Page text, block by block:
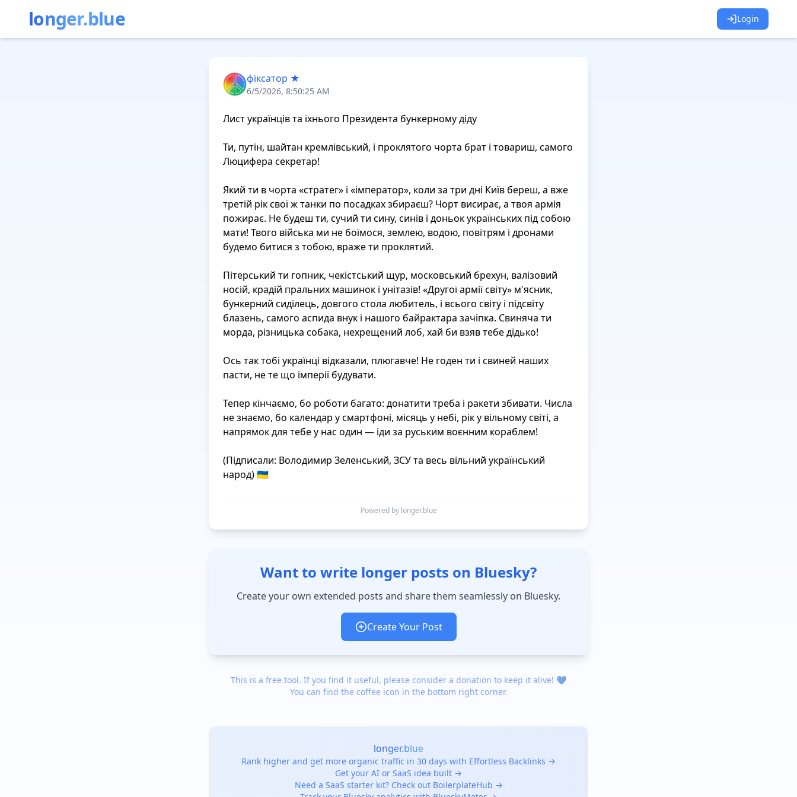
longer.blue Login
фіксатор ★
6/5/2026, 8:50:25 AM
Лист українців та їхнього Президента бункерному діду
Ти, путін, шайтан кремлівський, і проклятого чорта брат і товариш, самого
Люцифера секретар!
Який ти в чорта «стратег» і «імператор», коли за три дні Київ береш, а вже
третій рік свої ж танки по посадках збираєш? Чорт висирає, а твоя армія
пожирає. Не будеш ти, сучий ти сину, синів і доньок українських під собою
мати! Твого війська ми не боїмося, землею, водою, повітрям і дронами
будемо битися з тобою, враже ти проклятий.
Пітерський ти гопник, чекістський щур, московський брехун, валізовий
носій, крадій пральних машинок і унітазів! «Другої армії світу» м'ясник,
бункерний сиділець, довгого стола любитель, і всього світу і підсвіту
блазень, самого аспида внук і нашого байрактара зачіпка. Свиняча ти
морда, різницька собака, нехрещений лоб, хай би взяв тебе дідько!
Ось так тобі українці відказали, плюгавче! Не годен ти і свиней наших
пасти, не те що імперії будувати.
Тепер кінчаємо, бо роботи багато: донатити треба і ракети збивати. Числа
не знаємо, бо календар у смартфоні, місяць у небі, рік у вільному світі, а
напрямок для тебе у нас один — іди за руським воєнним кораблем!
(Підписали: Володимир Зеленський, ЗСУ та весь вільний український
народ) 🇺🇦
Powered by longer.blue
Want to write longer posts on Bluesky?
Create your own extended posts and share them seamlessly on Bluesky.
Create Your Post
This is a free tool. If you find it useful, please consider a donation to keep it alive! 💙
You can find the coffee icon in the bottom right corner.
longer.blue
Rank higher and get more organic traffic in 30 days with Effortless Backlinks →
Get your AI or SaaS idea built →
Need a SaaS starter kit? Check out BoilerplateHub →